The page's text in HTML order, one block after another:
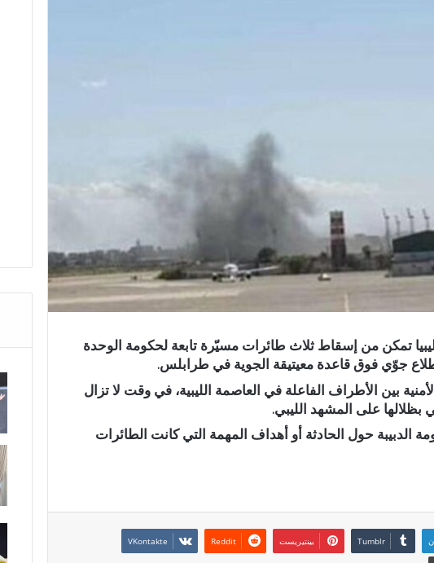
تمكن من إسقاط ثلاث طائرات مسيّرة تابعة لحكومة الوحدة
جوّي فوق قاعدة معيتيقة الجوية في طرابلس.
بين الأطراف الفاعلة في العاصمة الليبية، في وقت لا تزال
بظلالها على المشهد الليبي.
حول الحادثة أو أهداف المهمة التي كانت الطائرات
بينتيريست